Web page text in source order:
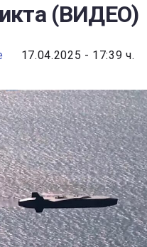
(ВИДЕО)
17.04.2025 - 17:39 ч.